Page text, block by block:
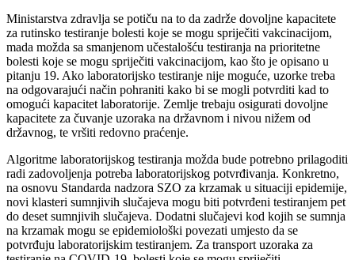
Ministarstva zdravlja se potiču na to da zadrže dovoljne kapacitete
za rutinsko testiranje bolesti koje se mogu spriječiti vakcinacijom,
mada možda sa smanjenom učestalošću testiranja na prioritetne
bolesti koje se mogu spriječiti vakcinacijom, kao što je opisano u
pitanju 19. Ako laboratorijsko testiranje nije moguće, uzorke treba
na odgovarajući način pohraniti kako bi se mogli potvrditi kad to
omogući kapacitet laboratorije. Zemlje trebaju osigurati dovoljne
kapacitete za čuvanje uzoraka na državnom i nivou nižem od
državnog, te vršiti redovno praćenje.
Algoritme laboratorijskog testiranja možda bude potrebno prilagoditi
radi zadovoljenja potreba laboratorijskog potvrđivanja. Konkretno,
na osnovu Standarda nadzora SZO za krzamak u situaciji epidemije,
novi klasteri sumnjivih slučajeva mogu biti potvrđeni testiranjem pet
do deset sumnjivih slučajeva. Dodatni slučajevi kod kojih se sumnja
na krzamak mogu se epidemiološki povezati umjesto da se
potvrđuju laboratorijskim testiranjem. Za transport uzoraka za